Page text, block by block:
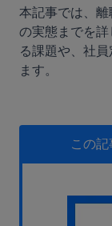
セミナー
無料デモ
本記事では、
の実態までを
る課題や、社
ます。
この記